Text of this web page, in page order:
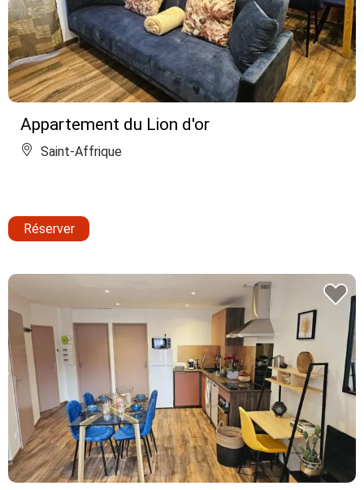
Appartement du Lion d'or
Saint-Affrique
Réserver